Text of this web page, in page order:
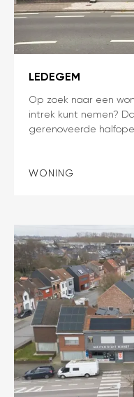
Instapklare
halfopen
bebouwing
3
én
uitweg
in
Sint-
Eloois-
Winkel!
LEDEGEM
Op zoek naar een
intrek kunt nemen?
gerenoveerde
WONING